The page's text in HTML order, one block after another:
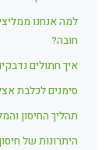
למה אנחנו
חובה?
איך חתולים
סימנים לכלבת
תהליך החיסון
היתרונות של